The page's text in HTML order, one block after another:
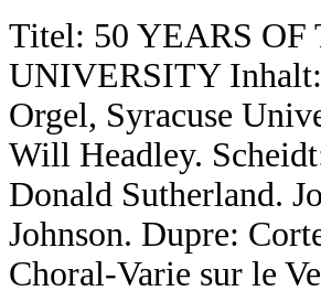
Titel: 50 YEARS
UNIVERSITY
Orgel, Syracuse
Will Headley.
Donald Sutherland.
Johnson. Dupre:
Choral-Varie sur le